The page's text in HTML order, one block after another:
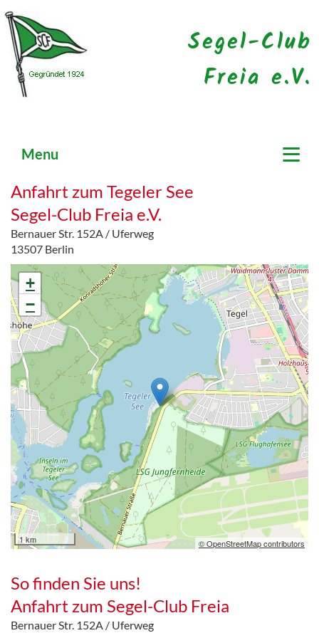
Segel-Club
Freia e.V.
Menu ≡
Anfahrt zum Tegeler See
Segel-Club Freia e.V.
Bernauer Str. 152A / Uferweg
13507 Berlin
+
−
1 km © OpenStreetMap contributors
So finden Sie uns!
Anfahrt zum Segel-Club Freia
Bernauer Str. 152A / Uferweg